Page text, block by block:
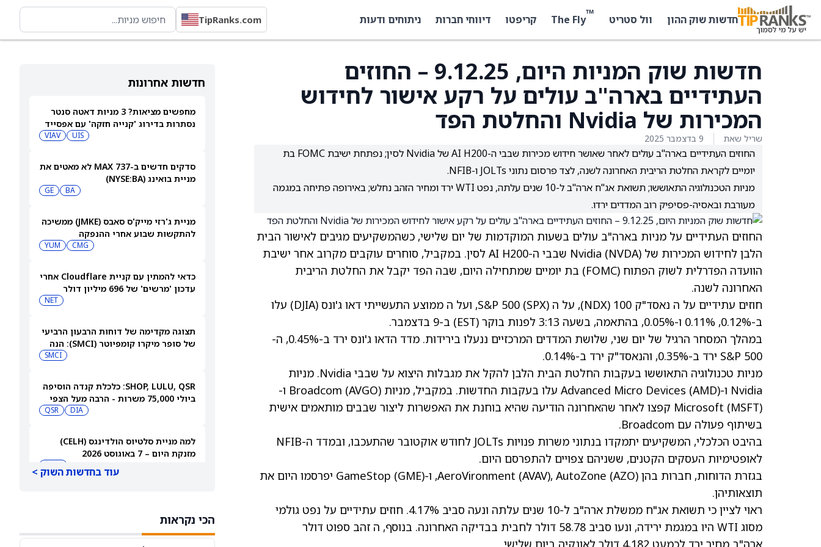
חדשות שוק ההון וול סטריט ™
The Fly קריפטו דיווחי חברות ניתוחים ודעות TipRanks.com
חדשות אחרונות
מחפשים מציאות? 3 מניות דאטה סנטר
נסתרות בדירוג 'קנייה חזקה' עם אפסייד
UIS
VIAV
סדקים חדשים ב-737 MAX לא מאטים את
מניית בואינג (NYSE:BA)
BA
GE
מניית ג'רזי מייק'ס סאבס (JMKE) ממשיכה
להתקשות שבוע אחרי ההנפקה
CMG
YUM
כדאי להמתין עם קניית Cloudflare אחרי
עדכון 'מרשים' של 696 מיליון דולר
NET
תצוגה מקדימה של דוחות הרבעון הרביעי
של סופר מיקרו קומפיוטר (SMCI): הנה
SMCI
SHOP, LULU, QSR: כלכלת קנדה הוסיפה
ביולי 75,000 משרות - הרבה מעל הצפי
DIA
QSR
למה מניית סלטיוס הולדינגס (CELH)
מזנקת היום – 7 באוגוסט 2026
הסיבה
עוד בחדשות השוק >
הכי נקראות
חדשות שוק המניות היום, 9.12.25 – החוזים
העתידיים בארה"ב עולים על רקע אישור לחידוש
המכירות של Nvidia והחלטת הפד
שריל שאת 9 בדצמבר 2025
החוזים העתידיים בארה"ב עולים לאחר שאושר חידוש מכירות שבבי ה-AI H200 של Nvidia לסין; נפתחת ישיבת FOMC בת
יומיים לקראת החלטת הריבית האחרונה לשנה, לצד פרסום נתוני JOLTs ו-NFIB.
מניות הטכנולוגיה התאוששו; תשואת אג"ח ארה"ב ל-10 שנים עלתה, נפט WTI ירד ומחיר הזהב נחלש; באירופה פתיחה במגמה
מעורבת ובאסיה-פסיפיק רוב המדדים ירדו.
החוזים העתידיים על מניות בארה"ב עולים בשעות המוקדמות של יום שלישי, כשהמשקיעים מגיבים לאישור הבית
הלבן לחידוש המכירות של Nvidia (NVDA)
שבבי ה-AI H200 לסין. במקביל, סוחרים עוקבים מקרוב אחר ישיבת
הוועדה הפדרלית לשוק הפתוח (FOMC) בת יומיים שמתחילה היום, שבה הפד יקבל את החלטת הריבית
האחרונה לשנה.
חוזים עתידיים על ה נאסד"ק 100 (NDX), על ה S&P 500 (SPX), ועל ה ממוצע התעשייתי דאו ג'ונס (DJIA) עלו
ב-0.12%, 0.11% ו-0.05%, בהתאמה, בשעה 3:13 לפנות בוקר (EST) ב-9 בדצמבר.
במהלך המסחר הרגיל של יום שני, שלושת המדדים המרכזיים ננעלו בירידות. מדד הדאו ג'ונס ירד ב-0.45%, ה-
S&P 500 ירד ב-0.35%, והנאסד"ק ירד ב-0.14%.
מניות טכנולוגיה התאוששו בעקבות החלטת הבית הלבן להקל את מגבלות היצוא על שבבי Nvidia. מניות
Nvidia ו-Advanced Micro Devices
(AMD) עלו בעקבות החדשות. במקביל, מניות Broadcom (AVGO)
ו-
Microsoft (MSFT)
קפצו לאחר שהאחרונה הודיעה שהיא בוחנת את האפשרות ליצור שבבים מותאמים אישית
בשיתוף פעולה עם Broadcom.
בהיבט הכלכלי, המשקיעים יתמקדו בנתוני משרות פנויות JOLTs לחודש אוקטובר שהתעכבו, ובמדד ה-NFIB
לאופטימיות העסקים הקטנים, ששניהם צפויים להתפרסם היום.
בגזרת הדוחות, חברות בהן AeroVironment
(AVAV), AutoZone (AZO) , ו-GameStop(GME)
יפרסמו היום את
תוצאותיהן.
ראוי לציין כי תשואת אג"ח ממשלת ארה"ב ל-10 שנים עלתה ונעה סביב 4.17%. חוזים עתידיים על נפט גולמי
מסוג WTI היו במגמת ירידה, ונעו סביב 58.78 דולר לחבית בבדיקה האחרונה. בנוסף, ה זהב ספוט דולר
ארה"ב מחיר ירד לכמעט 4,182 דולר לאונקיה ביום שלישי.